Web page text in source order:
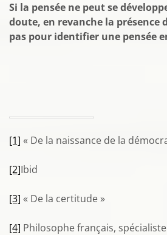
Si la pensée ne peut se
doute, en revanche la présence
pas pour identifier une pensée
[1] « De la naissance de la
[2]Ibid
[3] « De la certitude »
[4] Philosophe français,